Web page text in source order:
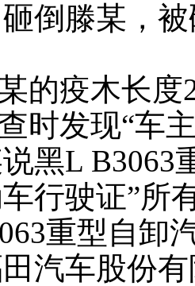
倒滕某，
的疫木长度
时发现“车
黑L B3063
行驶证”所
重型自卸
汽车股份